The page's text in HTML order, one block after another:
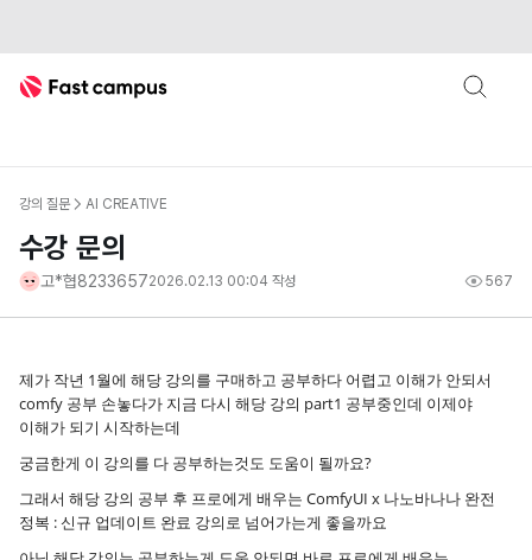
Fast Campus
강의 질문 AI CREATIVE
수강 문의
고*협82336572026.02.13 00:04 작성 567
제가 작년 1월에 해당 강의를 구매하고 공부하다 어렵고 이해가 안되서
comfy 공부 손놓다가 지금 다시 해당 강의 part1 공부중인데 이제야
이해가 되기 시작하는데
궁금한게 이 강의를 다 공부하는것도 도움이 될까요?
그래서 해당 강의 공부 후 프로에게 배우는 ComfyUI x 나노바나나 완전
정복 : 신규 업데이트 완료 강의로 넘어가는게 좋을까요